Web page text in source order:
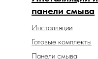
панели смыва
Инсталляции
Готовые комплекты
Панели смыва